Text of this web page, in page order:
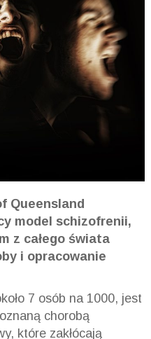
Queensland
model schizofrenii,
z całego świata
i opracowanie
7 osób na 1000, jest
chorobą
które zakłócają